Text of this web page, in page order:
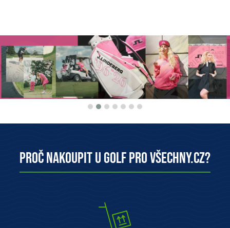
Proč nakoupit u Golf pro všechny.cz?